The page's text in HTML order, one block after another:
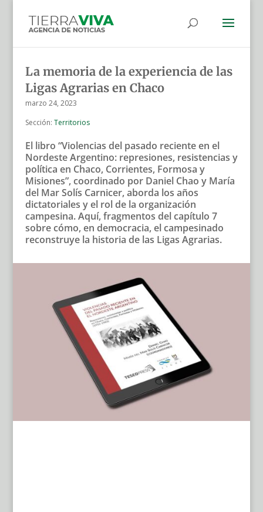
La memoria de la experiencia de las
Ligas Agrarias en Chaco
marzo 24, 2023
Sección: Territorios
El libro “Violencias del pasado reciente en el
Nordeste Argentino: represiones, resistencias y
política en Chaco, Corrientes, Formosa y
Misiones”, coordinado por Daniel Chao y María
del Mar Solís Carnicer, aborda los años
dictatoriales y el rol de la organización
campesina. Aquí, fragmentos del capítulo 7
sobre cómo, en democracia, el campesinado
reconstruye la historia de las Ligas Agrarias.